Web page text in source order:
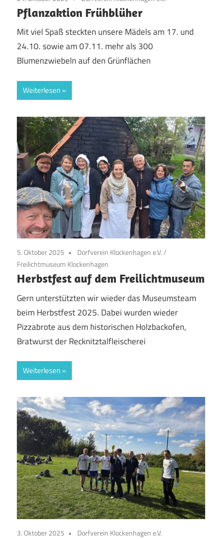
Pflanzaktion Frühblüher
Mit viel Spaß steckten unsere Mädels am 17. und
24.10. sowie am 07.11. mehr als 300
Blumenzwiebeln auf den Grünflächen
Weiterlesen
5. Oktober 2025 Dorfverein Klockenhagen e.V./
Freilichtmuseum Klockenhagen
Herbstfest auf dem Freilichtmuseum
Gern unterstützten wir wieder das Museumsteam
beim Herbstfest 2025. Dabei wurden wieder
Pizzabrote aus dem historischen Holzbackofen,
Bratwurst der Recknitztalfleischerei
Weiterlesen
3. Oktober 2025 Dorfverein Klockenhagen e.V.